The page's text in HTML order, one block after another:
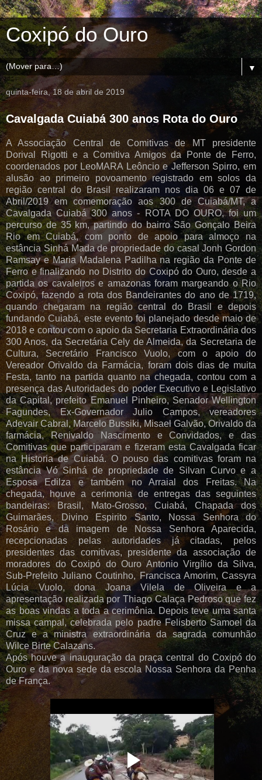
Coxipó do Ouro
▼
quinta-feira, 18 de abril de 2019
Cavalgada Cuiabá 300 anos Rota do Ouro
A Associação Central de Comitivas de MT presidente
Dorival Rigotti e a Comitiva Amigos da Ponte de Ferro,
coordenados por LeoMARA Leôncio e Jefferson Spirro, em
alusão ao primeiro povoamento registrado em solos da
região central do Brasil realizaram nos dia 06 e 07 de
Abril/2019 em comemoração aos 300 de Cuiabá/MT, a
Cavalgada Cuiabá 300 anos - ROTA DO OURO, foi um
percurso de 35 km, partindo do bairro São Gonçalo Beira
Rio em Cuiabá, com ponto de apoio para almoço na
estância Sinhá Mada de propriedade do casal Jonh Gordon
Ramsay e Maria Madalena Padilha na região da Ponte de
Ferro e finalizando no Distrito do Coxipó do Ouro, desde a
partida os cavaleiros e amazonas foram margeando o Rio
Coxipó, fazendo a rota dos Bandeirantes do ano de 1719,
quando chegaram na região central do Brasil e depois
fundando Cuiabá, este evento foi planejado desde maio de
2018 e contou com o apoio da Secretaria Extraordinária dos
300 Anos, da Secretária Cely de Almeida, da Secretaria de
Cultura, Secretário Francisco Vuolo, com o apoio do
Vereador Orivaldo da Farmácia, foram dois dias de muita
Festa, tanto na partida quanto na chegada, contou com a
presença das Autoridades do poder Executivo e Legislativo
da Capital, prefeito Emanuel Pinheiro, Senador Wellington
Fagundes, Ex-Governador Julio Campos, vereadores
Adevair Cabral, Marcelo Bussiki, Misael Galvão, Orivaldo da
farmácia, Renivaldo Nascimento e Convidados, e das
Comitivas que participaram e fizeram esta Cavalgada ficar
na Historia de Cuiabá. O pouso das comitivas foram na
estância Vó Sinhá de propriedade de Silvan Curvo e a
Esposa Edilza e também no Arraial dos Freitas. Na
chegada, houve a cerimonia de entregas das seguintes
bandeiras: Brasil, Mato-Grosso, Cuiabá, Chapada dos
Guimarães, Divino Espirito Santo, Nossa Senhora do
Rosário e da imagem de Nossa Senhora Aparecida,
recepcionadas pelas autoridades já citadas, pelos
presidentes das comitivas, presidente da associação de
moradores do Coxipó do Ouro Antonio Virgílio da Silva,
Sub-Prefeito Juliano Coutinho, Francisca Amorim, Cassyra
Lúcia Vuolo, dona Joana Vilela de Oliveira e a
apresentação realizada por Thiago Calaça Pedroso que fez
as boas vindas a toda a cerimônia. Depois teve uma santa
missa campal, celebrada pelo padre Felisberto Samoel da
Cruz e a ministra extraordinária da sagrada comunhão
Wilce Birte Calazans.
Após houve a inauguração da praça central do Coxipó do
Ouro e da nova sede da escola Nossa Senhora da Penha
de França.